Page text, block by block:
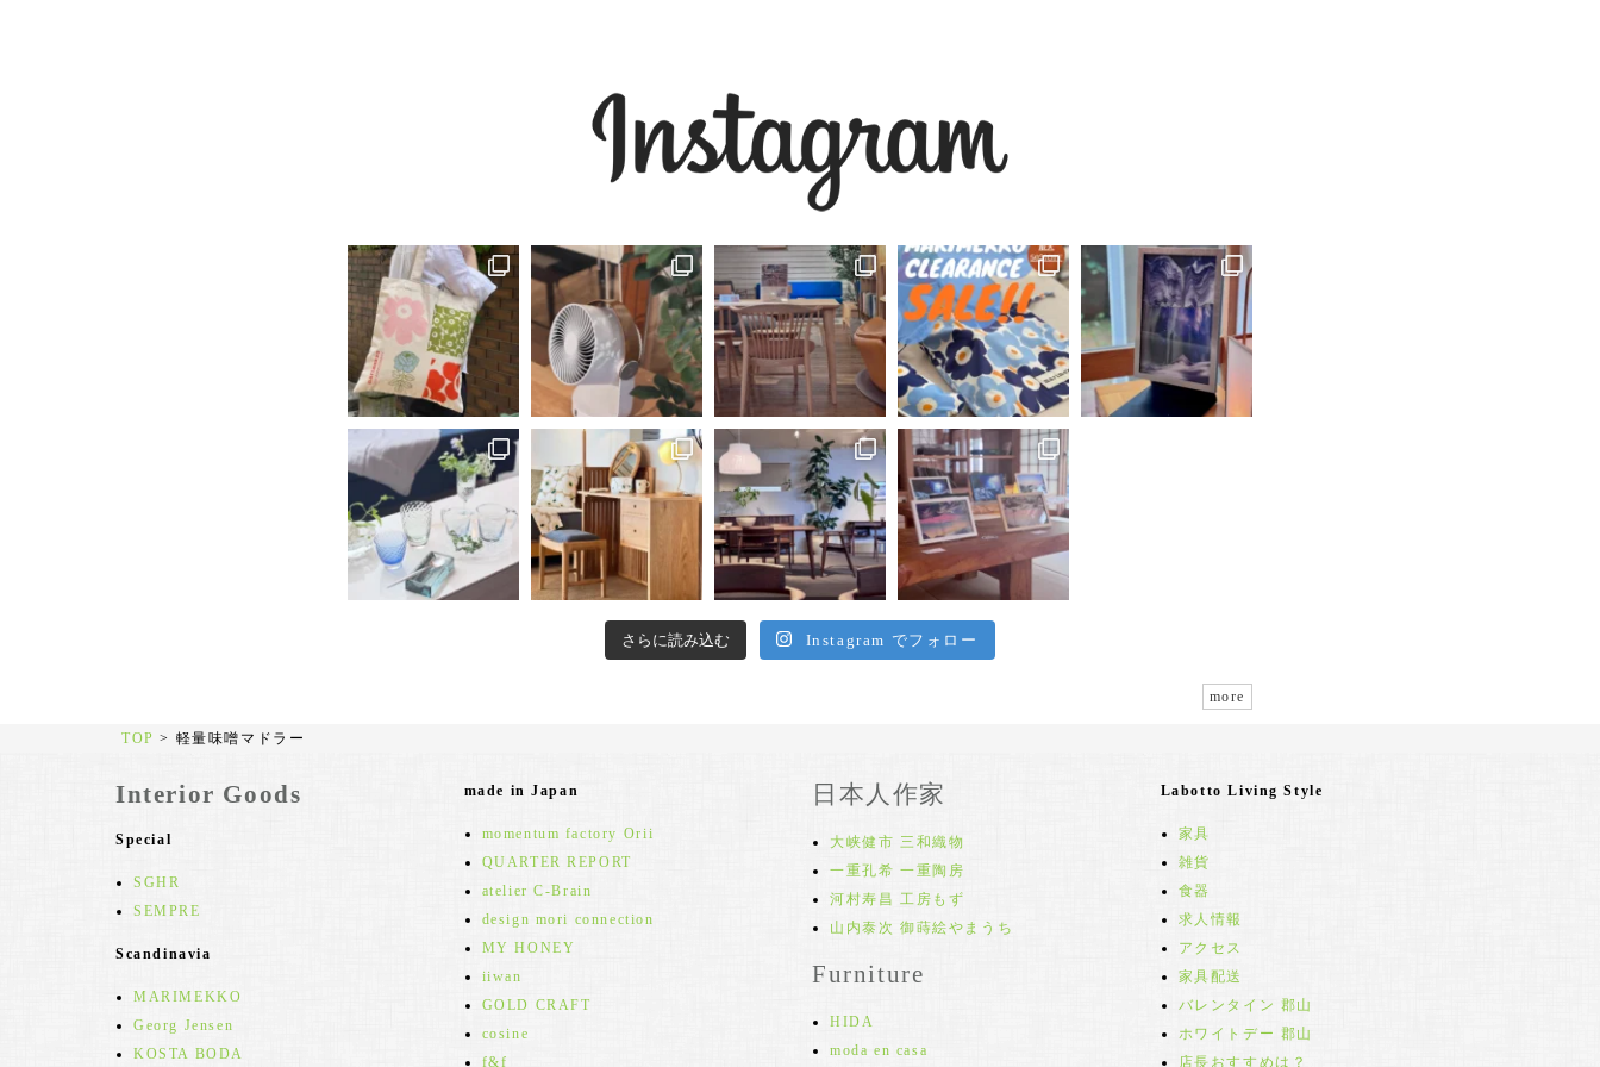
さらに読み込む Instagram でフォロー
more
TOP > 軽量味噌マドラー
Interior Goods
Special
SGHR
SEMPRE
Scandinavia
MARIMEKKO
Georg Jensen
KOSTA BODA
made in Japan
momentum factory Orii
QUARTER REPORT
atelier C-Brain
design mori connection
MY HONEY
iiwan
GOLD CRAFT
cosine
f&f
日本人作家
大峡健市 三和織物
一重孔希 一重陶房
河村寿昌 工房もず
山内泰次 御蒔絵やまうち
Furniture
HIDA
moda en casa
Labotto Living Style
家具
雑貨
食器
求人情報
アクセス
家具配送
バレンタイン 郡山
ホワイトデー 郡山
店長おすすめは？